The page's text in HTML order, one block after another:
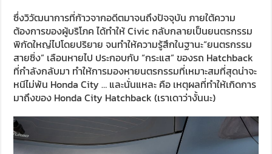
ซึ่งวิวัฒนาการที่ก้าวจากอดีตมาจนถึงปัจจุบัน ภายใต้ความ
ต้องการของผู้บริโภค ได้ทำให้ Civic กลับกลายเป็นยนตรกรรม
พิกัดใหญ่ไปโดยปริยาย จนทำให้ความรู้สึกในฐานะ“ยนตรกรรม
สายซิ่ง” เลือนหายไป ประกอบกับ “กระแส” ของรถ Hatchback
ที่กำลังกลับมา ทำให้การมองหายนตรกรรมที่เหมาะสมที่สุดน่าจะ
หนีไม่พ้น Honda City … และนั่นแหละ คือ เหตุผลที่ทำให้เกิดการ
มาถึงของ Honda City Hatchback (เราเดาว่างั้นนะ)